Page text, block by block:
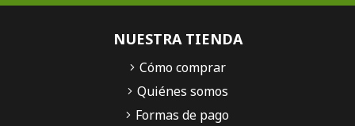
NUESTRA TIENDA
Cómo comprar
Quiénes somos
Formas de pago